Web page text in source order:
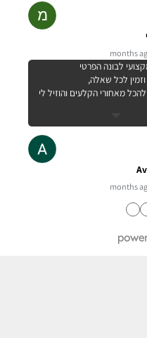
לבונה הפרטי
לכל שאלה,
מאחורי הקלעים והוזיל לי
●